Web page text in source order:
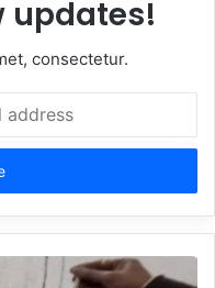
updates!
consectetur.